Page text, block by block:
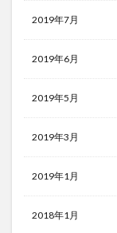
2019年7月
2019年6月
2019年5月
2019年3月
2019年1月
2018年1月